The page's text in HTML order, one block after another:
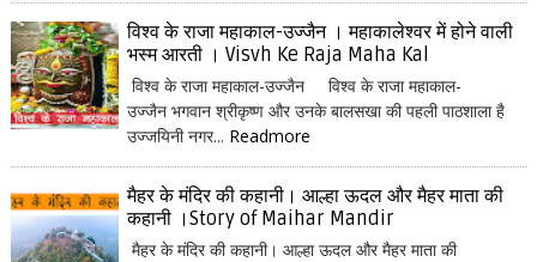
विश्व के राजा महाकाल-उज्जैन । महाकालेश्वर में होने वाली
भस्म आरती । Visvh Ke Raja Maha Kal
विश्व के राजा महाकाल-उज्जैन विश्व के राजा महाकाल-
उज्जैन भगवान श्रीकृष्ण और उनके बालसखा की पहली पाठशाला है
उज्जयिनी नगर... Readmore
मैहर के मंदिर की कहानी। आल्हा ऊदल और मैहर माता की
कहानी ।Story of Maihar Mandir
मैहर के मंदिर की कहानी। आल्हा ऊदल और मैहर माता की